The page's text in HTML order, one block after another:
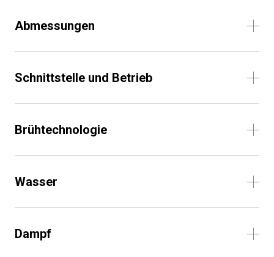
Abmessungen
Schnittstelle und Betrieb
Brühtechnologie
Wasser
Dampf